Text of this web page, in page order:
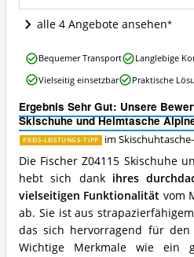
Wo
ist
Skischuhtasche
erhältlich?
alle 4 Angebote ansehen
Ergebnis Sehr Gut: Unsere
Skischuhe und Helmtasche
PREIS-LEISTUNGS-TIPP im
Die Fischer Z04115 Skischuhe
hebt sich dank ihres
vielseitigen Funktionalität vom
ab. Sie ist aus
das sich hervorragend für den
Wichtige Merkmale wie ein
Fischer
Z04115
Skischuhe
Helmtasche
Alpine
ECO
Vorteile:
Was
spricht
für
diese
Skischuhtasche?
Bequemer Transport Langlebige
Vielseitig einsetzbar
Praktische